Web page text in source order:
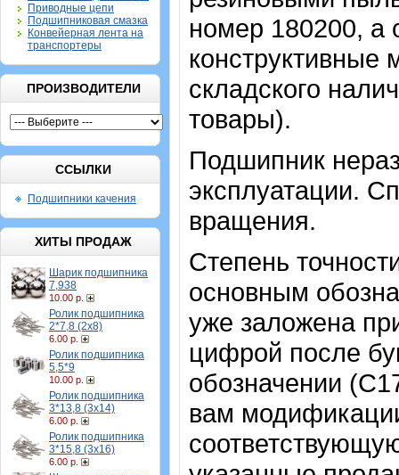
Приводные цепи
Подшипниковая смазка
Конвейерная лента на
транспортеры
ПРОИЗВОДИТЕЛИ
ССЫЛКИ
Подшипники качения
ХИТЫ ПРОДАЖ
Шарик подшипника
7,938
10.00 р.
Ролик подшипника
2*7,8 (2х8)
6.00 р.
Ролик подшипника
5,5*9
10.00 р.
Ролик подшипника
3*13,8 (3х14)
6.00 р.
Ролик подшипника
3*15,8 (3х16)
6.00 р.
номер 180200, а
конструктивные
складского
товары).
Подшипник
эксплуатации.
вращения.
Степень
основным
уже заложена
цифрой после
обозначении
вам